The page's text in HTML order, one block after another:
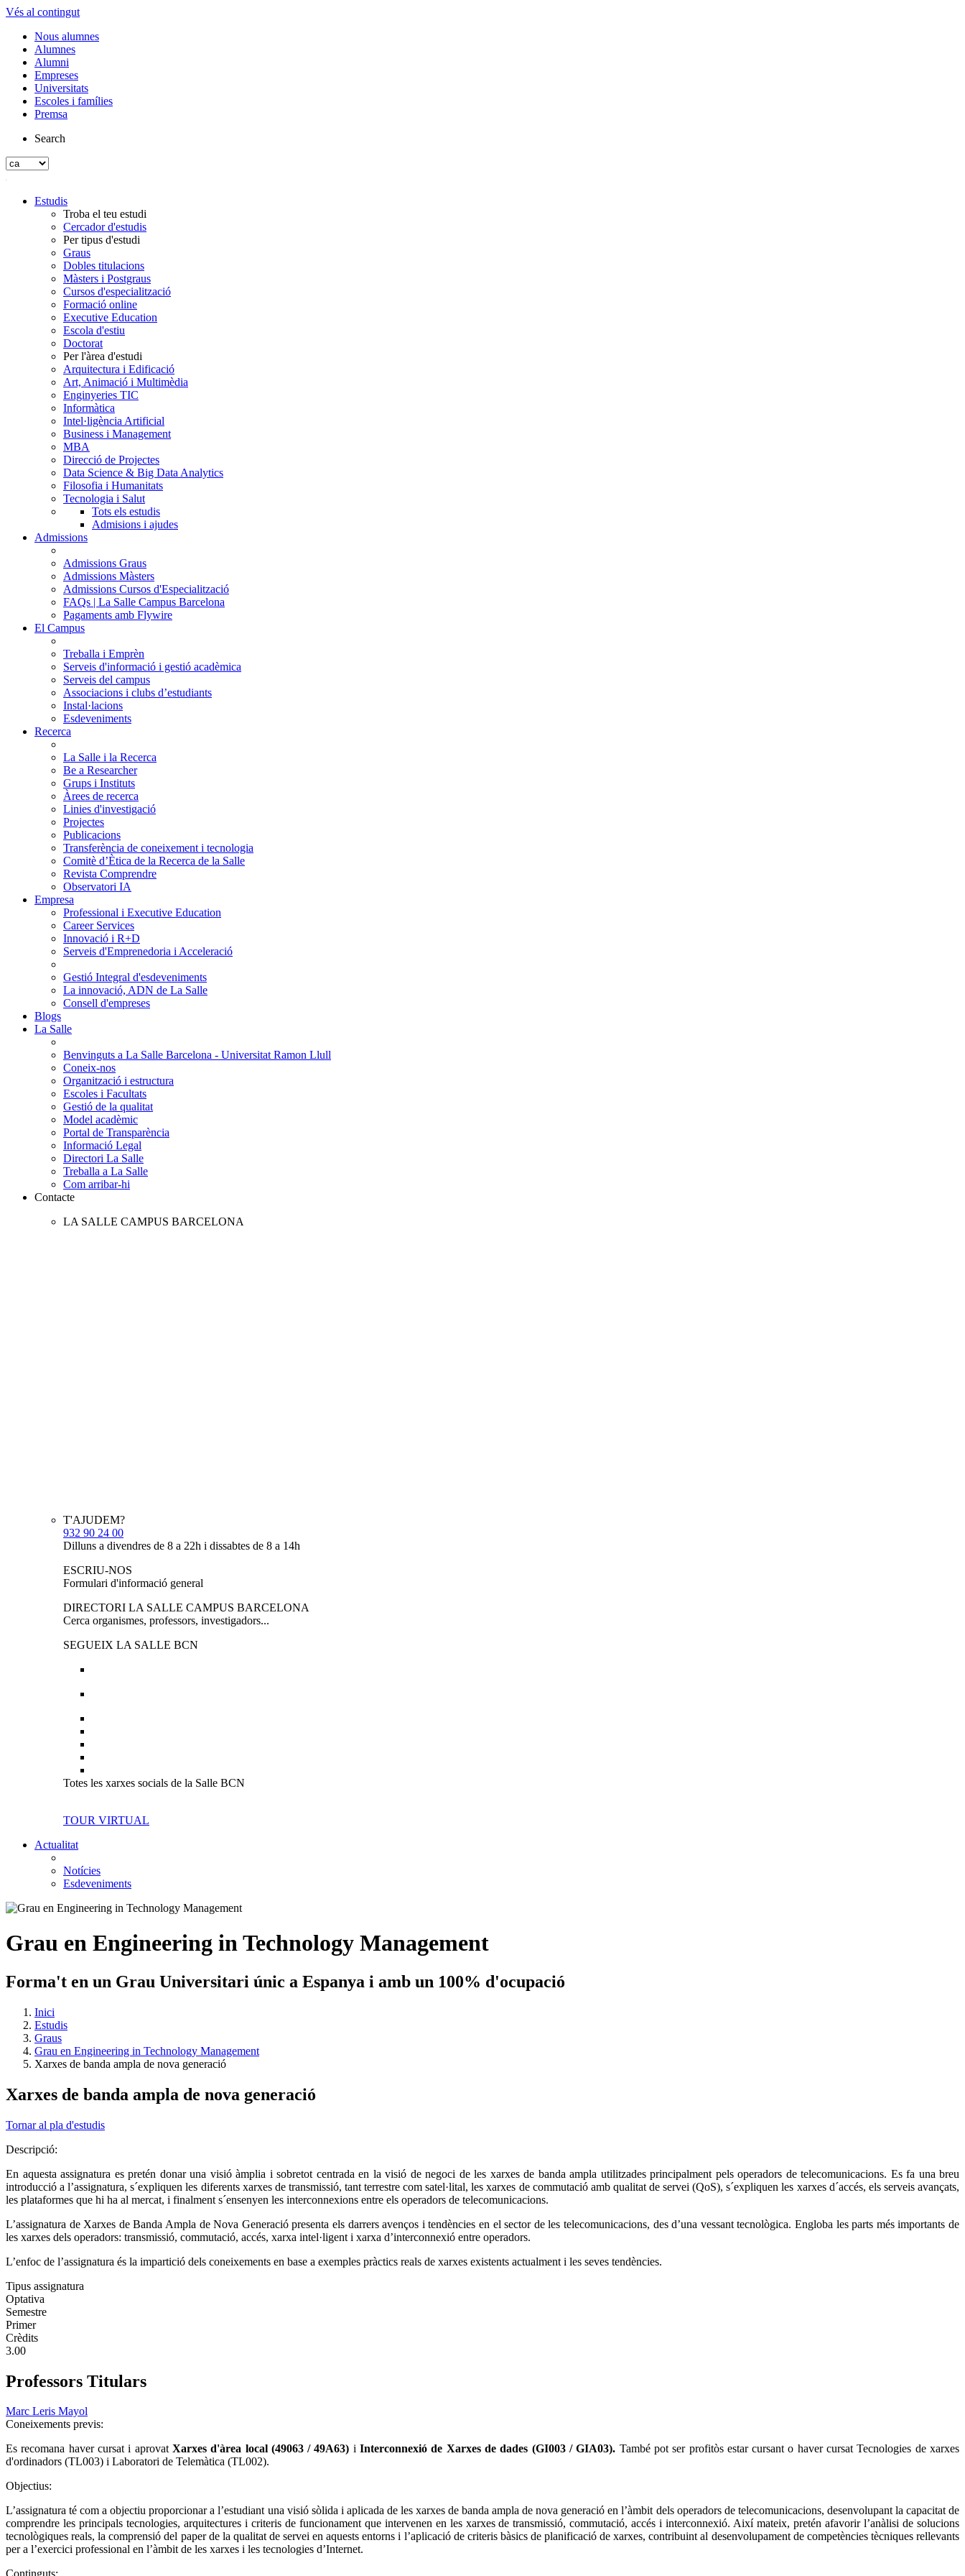
Vés al contingut
Nous alumnes
Alumnes
Alumni
Empreses
Universitats
Escoles i famílies
Premsa
Search
Estudis
Troba el teu estudi
Cercador d'estudis
Per tipus d'estudi
Graus
Dobles titulacions
Màsters i Postgraus
Cursos d'especialització
Formació online
Executive Education
Escola d'estiu
Doctorat
Per l'àrea d'estudi
Arquitectura i Edificació
Art, Animació i Multimèdia
Enginyeries TIC
Informàtica
Intel·ligència Artificial
Business i Management
MBA
Direcció de Projectes
Data Science & Big Data Analytics
Filosofia i Humanitats
Tecnologia i Salut
Tots els estudis
Admisions i ajudes
Admissions
Admissions Graus
Admissions Màsters
Admissions Cursos d'Especialització
FAQs | La Salle Campus Barcelona
Pagaments amb Flywire
El Campus
Treballa i Emprèn
Serveis d'informació i gestió acadèmica
Serveis del campus
Associacions i clubs d’estudiants
Instal·lacions
Esdeveniments
Recerca
La Salle i la Recerca
Be a Researcher
Grups i Instituts
Àrees de recerca
Linies d'investigació
Projectes
Publicacions
Transferència de coneixement i tecnologia
Comitè d’Ètica de la Recerca de la Salle
Revista Comprendre
Observatori IA
Empresa
Professional i Executive Education
Career Services
Innovació i R+D
Serveis d'Emprenedoria i Acceleració
Gestió Integral d'esdeveniments
La innovació, ADN de La Salle
Consell d'empreses
Blogs
La Salle
Benvinguts a La Salle Barcelona - Universitat Ramon Llull
Coneix-nos
Organització i estructura
Escoles i Facultats
Gestió de la qualitat
Model acadèmic
Portal de Transparència
Informació Legal
Directori La Salle
Treballa a La Salle
Com arribar-hi
Contacte
LA SALLE CAMPUS BARCELONA
T'AJUDEM?
932 90 24 00
Dilluns a divendres de 8 a 22h i dissabtes de 8 a 14h
ESCRIU-NOS
Formulari d'informació general
DIRECTORI LA SALLE CAMPUS BARCELONA
Cerca organismes, professors, investigadors...
SEGUEIX LA SALLE BCN
Totes les xarxes socials de la Salle BCN
TOUR VIRTUAL
Actualitat
Notícies
Esdeveniments
Grau en Engineering in Technology Management
Forma't en un Grau Universitari únic a Espanya i amb un 100% d'ocupació
Inici
Estudis
Graus
Grau en Engineering in Technology Management
Xarxes de banda ampla de nova generació
Xarxes de banda ampla de nova generació
Tornar al pla d'estudis
Descripció:
En aquesta assignatura es pretén donar una visió àmplia i sobretot centrada en la visió de negoci de les xarxes de banda ampla utilitzades principalment pels operadors de telecomunicacions. Es fa una breu
introducció a l’assignatura, s´expliquen les diferents xarxes de transmissió, tant terrestre com satel·lital, les xarxes de commutació amb qualitat de servei (QoS), s´expliquen les xarxes d´accés, els serveis avançats,
les plataformes que hi ha al mercat, i finalment s´ensenyen les interconnexions entre els operadors de telecomunicacions.
L’assignatura de Xarxes de Banda Ampla de Nova Generació presenta els darrers avenços i tendències en el sector de les telecomunicacions, des d’una vessant tecnològica. Engloba les parts més importants de
les xarxes dels operadors: transmissió, commutació, accés, xarxa intel·ligent i xarxa d’interconnexió entre operadors.
L’enfoc de l’assignatura és la impartició dels coneixements en base a exemples pràctics reals de xarxes existents actualment i les seves tendències.
Tipus assignatura
Optativa
Semestre
Primer
Crèdits
3.00
Professors Titulars
Marc Leris Mayol
Coneixements previs:
Es recomana haver cursat i aprovat Xarxes d'àrea local (49063 / 49A63) iInterconnexió de Xarxes de dades (GI003 / GIA03). També pot ser profitòs estar cursant o haver cursat Tecnologies de xarxes
d'ordinadors (TL003) i Laboratori de Telemàtica (TL002).
Objectius:
L’assignatura té com a objectiu proporcionar a l’estudiant una visió sòlida i aplicada de les xarxes de banda ampla de nova generació en l’àmbit dels operadors de telecomunicacions, desenvolupant la capacitat de
comprendre les principals tecnologies, arquitectures i criteris de funcionament que intervenen en les xarxes de transmissió, commutació, accés i interconnexió. Així mateix, pretén afavorir l’anàlisi de solucions
tecnològiques reals, la comprensió del paper de la qualitat de servei en aquests entorns i l’aplicació de criteris bàsics de planificació de xarxes, contribuint al desenvolupament de competències tècniques rellevants
per a l’exercici professional en l’àmbit de les xarxes i les tecnologies d’Internet.